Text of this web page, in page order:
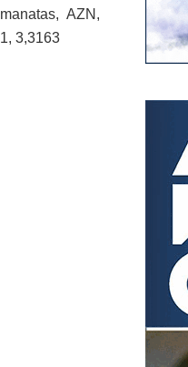
manatas, AZN,
1, 3,3163